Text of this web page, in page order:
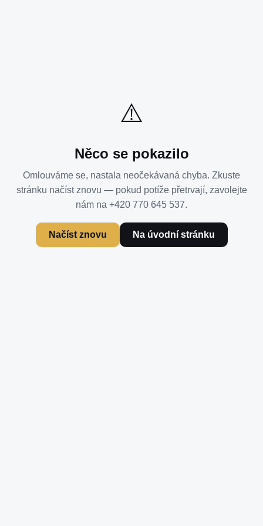
⚠️
Něco se pokazilo
Omlouváme se, nastala neočekávaná chyba. Zkuste
stránku načíst znovu — pokud potíže přetrvají, zavolejte
nám na +420 770 645 537.
Načíst znovu Na úvodní stránku